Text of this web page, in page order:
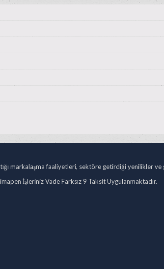
markalaşma faaliyetleri, sektöre getirdiği yenilikler
İşleriniz Vade Farksız 9 Taksit Uygulanmaktadır.